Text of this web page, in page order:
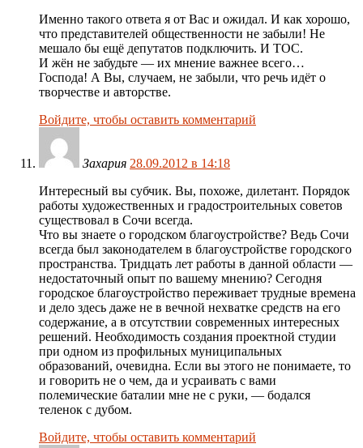
Именно такого ответа я от Вас и ожидал. И как хорошо,
что представителей общественности не забыли! Не
мешало бы ещё депутатов подключить. И ТОС.
И жён не забудьте — их мнение важнее всего…
Господа! А Вы, случаем, не забыли, что речь идёт о
творчестве и авторстве.
Войдите, чтобы оставить комментарий
Захария 28.09.2012 в 14:18
Интересный вы субчик. Вы, похоже, дилетант. Порядок
работы художественных и градостроительных советов
существовал в Сочи всегда.
Что вы знаете о городском благоустройстве? Ведь Сочи
всегда был законодателем в благоустройстве городского
пространства. Тридцать лет работы в данной области —
недостаточный опыт по вашему мнению? Сегодня
городское благоустройство переживает трудные времена
и дело здесь даже не в вечной нехватке средств на его
содержание, а в отсутствии современных интересных
решений. Необходимость создания проектной студии
при одном из профильных муниципальных
образований, очевидна. Если вы этого не понимаете, то
и говорить не о чем, да и усраивать с вами
полемические баталии мне не с руки, — бодался
теленок с дубом.
Войдите, чтобы оставить комментарий